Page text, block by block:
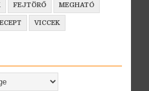
FEJTÖRŐ MEGHATÓ
VICCEK